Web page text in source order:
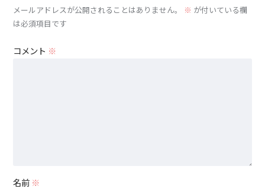
メールアドレスが公開されることはありません。 ※ が付いている欄
は必須項目です
コメント ※
名前 ※